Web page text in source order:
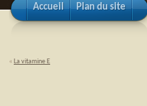
Accueil Plan du site
« La vitamine E